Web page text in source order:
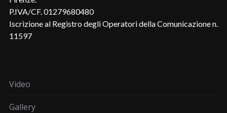
P.IVA/CF. 01279680480
Iscrizione al Registro degli Operatori della Comunicazione n.
11597
Video
Gallery